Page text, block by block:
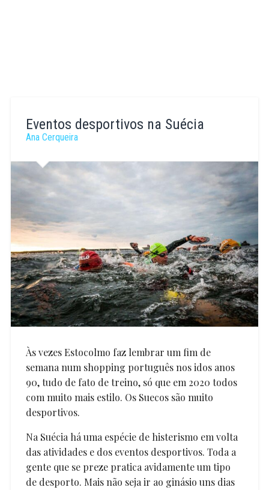
Eventos desportivos na Suécia
Ana Cerqueira
Às vezes Estocolmo faz lembrar um fim de
semana num shopping português nos idos anos
90, tudo de fato de treino, só que em 2020 todos
com muito mais estilo. Os Suecos são muito
desportivos.
Na Suécia há uma espécie de histerismo em volta
das atividades e dos eventos desportivos. Toda a
gente que se preze pratica avidamente um tipo
de desporto. Mais não seja ir ao ginásio uns dias